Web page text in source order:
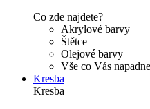
Co zde najdete?
Akrylové barvy
Štětce
Olejové barvy
Vše co Vás napadne
Kresba
Kresba